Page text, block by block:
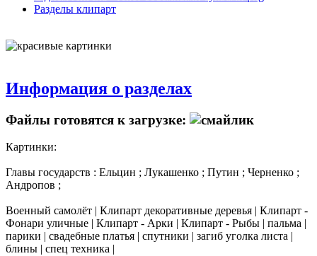
Разделы клипарт
Информация о разделах
Файлы готовятся к загрузке:
Картинки:
Главы государств : Ельцин ; Лукашенко ; Путин ; Черненко ;
Андропов ;
Военный самолёт | Клипарт декоративные деревья | Клипарт -
Фонари уличные | Клипарт - Арки | Клипарт - Рыбы | пальма |
парики | свадебные платья | спутники | загиб уголка листа |
блины | спец техника |